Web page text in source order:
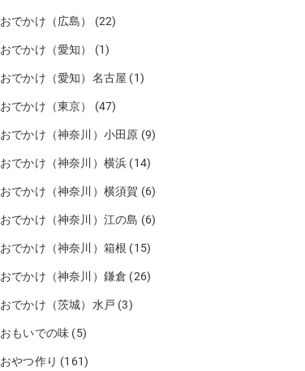
おでかけ（広島） (22)
おでかけ（愛知） (1)
おでかけ（愛知）名古屋 (1)
おでかけ（東京） (47)
おでかけ（神奈川）小田原 (9)
おでかけ（神奈川）横浜 (14)
おでかけ（神奈川）横須賀 (6)
おでかけ（神奈川）江の島 (6)
おでかけ（神奈川）箱根 (15)
おでかけ（神奈川）鎌倉 (26)
おでかけ（茨城）水戸 (3)
おもいでの味 (5)
おやつ作り (161)